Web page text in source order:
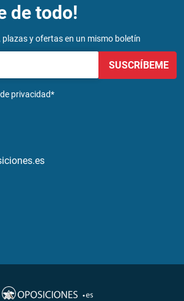
de todo!
y ofertas en un mismo boletín
privacidad*
SUSCRÍBEME